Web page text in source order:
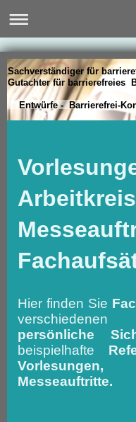
Sachverständiger für
Gutachter für barrierefreies
Entwürfe - Barrierefrei-
Hier finden Sie
persönliche
beispielhafte
Messeauftritte.